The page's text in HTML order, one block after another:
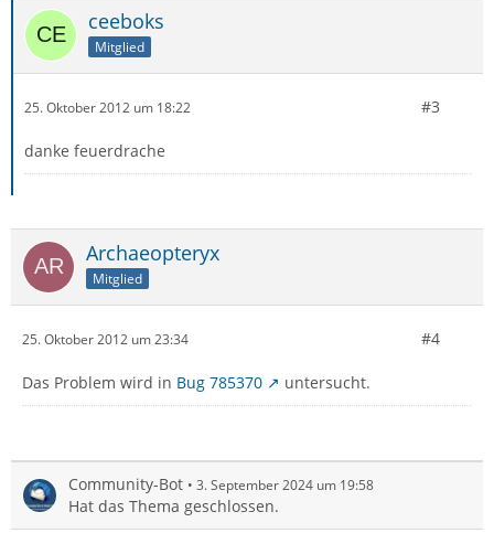
ceeboks
Mitglied
25. Oktober 2012 um 18:22 #3
danke feuerdrache
Archaeopteryx
Mitglied
25. Oktober 2012 um 23:34 #4
Das Problem wird in Bug 785370 untersucht.
Community-Bot 3. September 2024 um 19:58
Hat das Thema geschlossen.